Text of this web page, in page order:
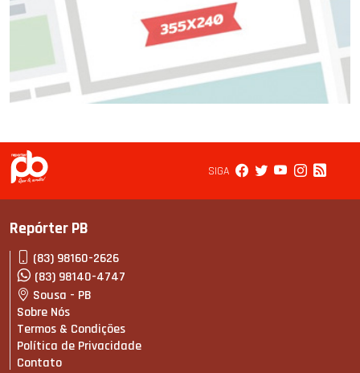
SIGA
Repórter PB
(83) 98160-2626
(83) 98140-4747
Sousa - PB
Sobre Nós
Termos & Condições
Política de Privacidade
Contato